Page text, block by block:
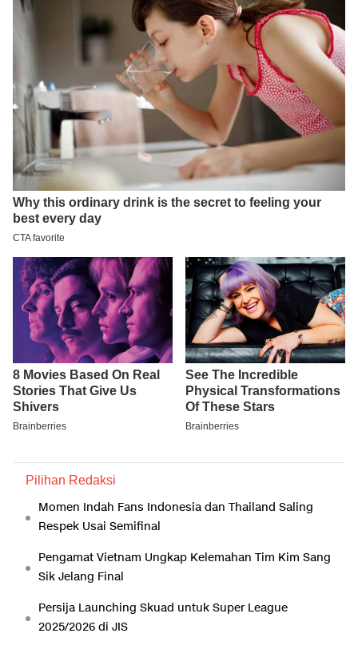
Pilihan Redaksi
Momen Indah Fans Indonesia dan Thailand Saling
Respek Usai Semifinal
Pengamat Vietnam Ungkap Kelemahan Tim Kim Sang
Sik Jelang Final
Persija Launching Skuad untuk Super League
2025/2026 di JIS